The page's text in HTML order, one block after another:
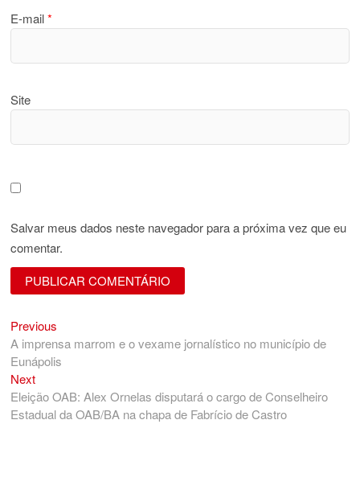
E-mail*
Site
Salvar meus dados neste navegador para a próxima vez que eu
comentar.
Navegação
de
Post
Previous
post:
A imprensa marrom e o vexame jornalístico no município de
Eunápolis
NextNext
post:
Eleição OAB: Alex Ornelas disputará o cargo de Conselheiro
Estadual da OAB/BA na chapa de Fabrício de Castro